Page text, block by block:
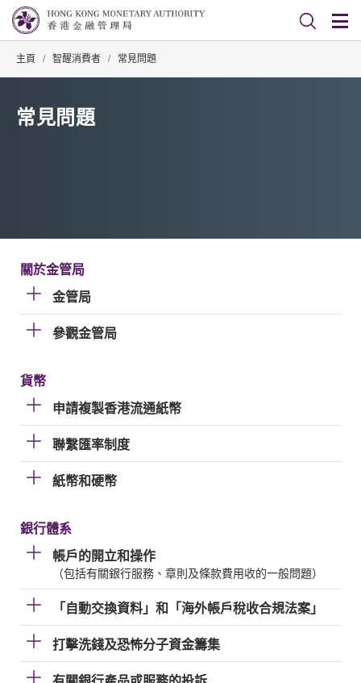
主頁 / 智醒消費者 / 常見問題
常見問題
關於金管局
金管局
參觀金管局
貨幣
申請複製香港流通紙幣
聯繫匯率制度
紙幣和硬幣
銀行體系
帳戶的開立和操作
（包括有關銀行服務、章則及條款費用收的一般問題）
「自動交換資料」和「海外帳戶稅收合規法案」
打擊洗錢及恐怖分子資金籌集